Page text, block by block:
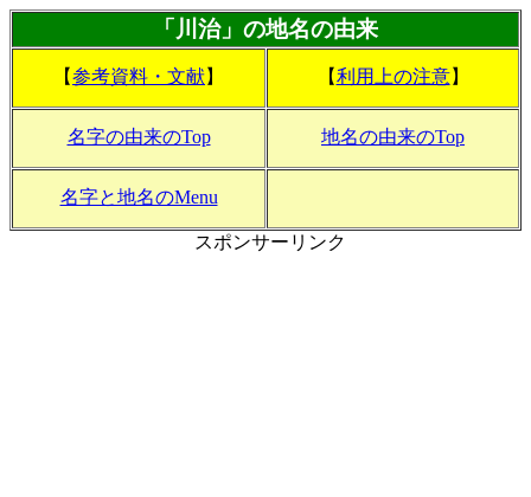
「川治」の地名の由来
【参考資料・文献】 【利用上の注意】
名字の由来のTop 地名の由来のTop
名字と地名のMenu
スポンサーリンク